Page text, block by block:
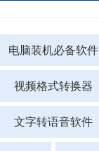
电脑装机必备软件
视频格式转换器
文字转语音软件